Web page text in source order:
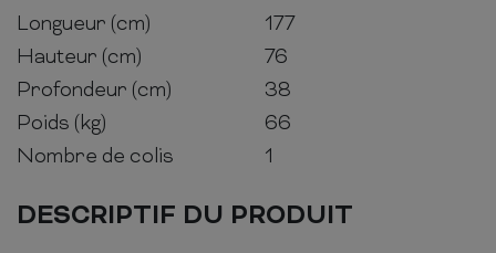
Longueur (cm)
177
Hauteur (cm)
76
Profondeur (cm)
38
Poids (kg)
66
Nombre de colis
1
DESCRIPTIF DU PRODUIT